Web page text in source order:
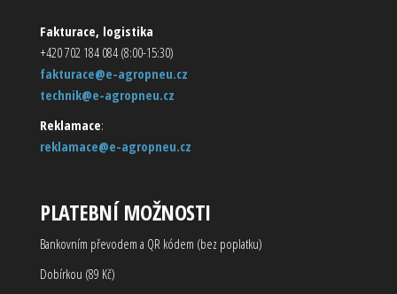
Fakturace, logistika
+420 702 184 084 (8:00-15:30)
fakturace@e-agropneu.cz
technik@e-agropneu.cz
Reklamace:
reklamace@e-agropneu.cz
PLATEBNÍ MOŽNOSTI
Bankovním převodem a QR kódem (bez poplatku)
Dobírkou (89 Kč)